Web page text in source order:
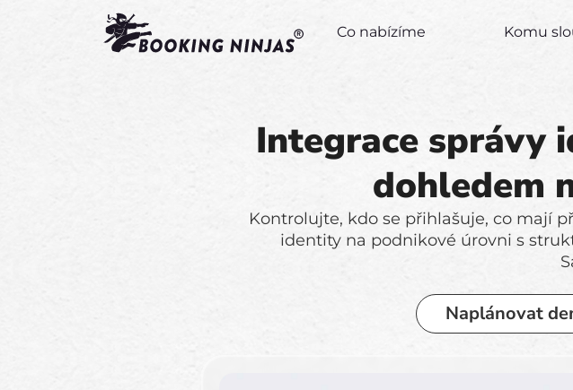
Co nabízíme Komu
Integrace správy
dohledem
Kontrolujte, kdo se přihlašuje, co mají
identity na podnikové úrovni s
Naplánovat